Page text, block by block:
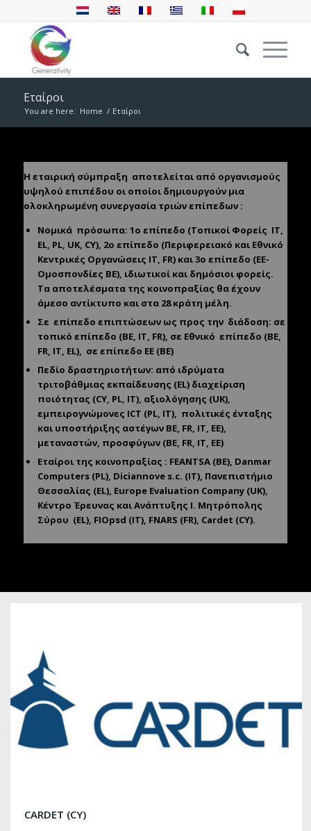
Εταίροι
You are here: Home / Εταίροι
Η εταιρική σύμπραξη αποτελείται από οργανισμούς
υψηλού επιπέδου οι οποίοι δημιουργούν μια
ολοκληρωμένη συνεργασία τριών επίπεδων :
Νομικά πρόσωπα: 1ο επίπεδο (Τοπικοί Φορείς IT,
EL, PL, UK, CY), 2ο επίπεδο (Περιφερειακό και Εθνικό
Κεντρικές Οργανώσεις IT, FR) και 3ο επίπεδο (ΕΕ-
Ομοσπονδίες BE), ιδιωτικοί και δημόσιοι φορείς.
Τα αποτελέσματα της κοινοπραξίας θα έχουν
άμεσο αντίκτυπο και στα 28 κράτη μέλη.
Σε επίπεδο επιπτώσεων ως προς την διάδοση: σε
τοπικό επίπεδο (BE, IT, FR), σε Εθνικό επίπεδο (BE,
FR, IT, EL), σε επίπεδο ΕΕ (BE)
Πεδίο δραστηριοτήτων: από ιδρύματα
τριτοβάθμιας εκπαίδευσης (EL) διαχείριση
ποιότητας (CY, PL, IT), αξιολόγησης (UK),
εμπειρογνώμονες ICT (PL, ΙΤ), πολιτικές ένταξης
και υποστήριξης αστέγων BE, FR, IT, ΕΕ),
μεταναστών, προσφύγων (BE, FR, IT, ΕΕ)
Εταίροι της κοινοπραξίας : FEANTSA (BE), Danmar
Computers (PL), Diciannove s.c. (IT), Πανεπιστήμιο
Θεσσαλίας (EL), Europe Evaluation Company (UK),
Κέντρο Έρευνας και Ανάπτυξης Ι. Μητρόπολης
Σύρου (EL), FIOpsd (IT), FNARS (FR), Cardet (CY).
CARDET (CY)